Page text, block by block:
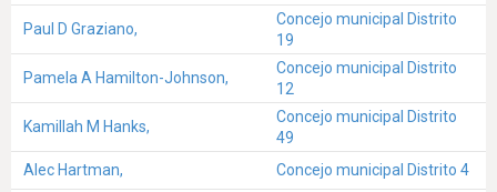
Paul D Graziano,
Concejo municipal Distrito
19
Pamela A Hamilton-Johnson,
Concejo municipal Distrito
12
Kamillah M Hanks,
Concejo municipal Distrito
49
Alec Hartman,
Concejo municipal Distrito 4